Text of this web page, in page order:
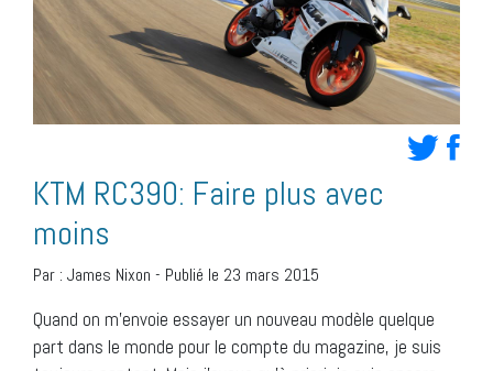
KTM RC390: Faire plus avec
moins
Par : James Nixon - Publié le 23 mars 2015
Quand on m’envoie essayer un nouveau modèle quelque
part dans le monde pour le compte du magazine, je suis